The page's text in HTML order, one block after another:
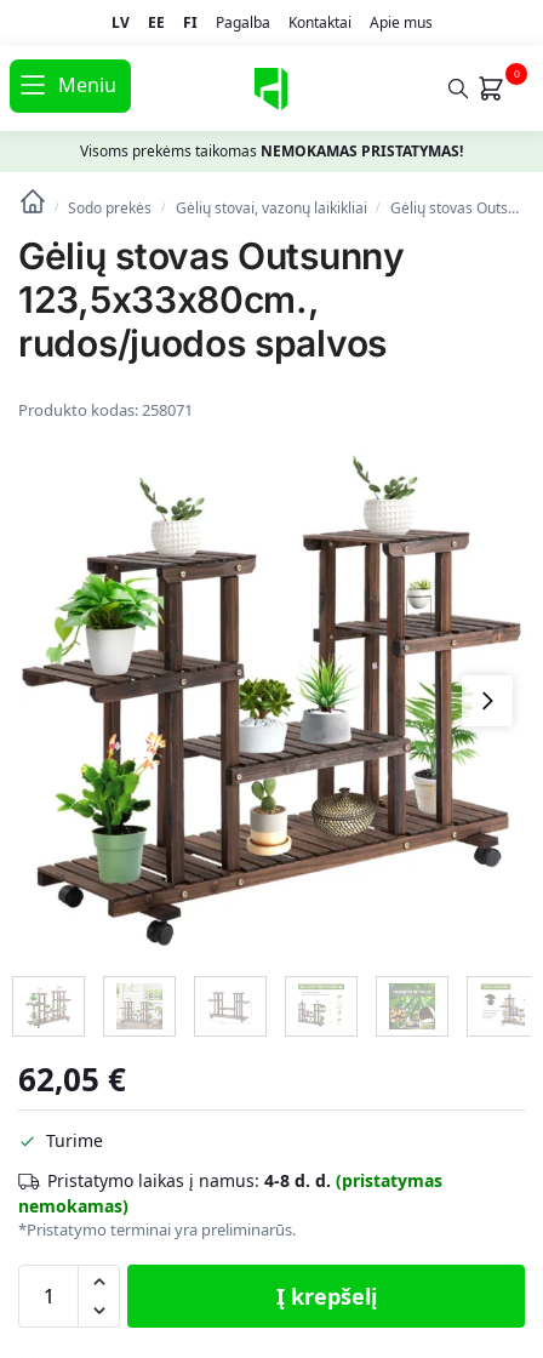
LV EE FI Pagalba Kontaktai Apie mus
Meniu 0
Visoms prekėms taikomas NEMOKAMAS PRISTATYMAS!
/ Sodo prekės / Gėlių stovai, vazonų laikikliai / Gėlių stovas Outsunny 123,5x33x80cm., rudos/juodos spalvos
Gėlių stovas Outsunny
123,5x33x80cm.,
rudos/juodos spalvos
Produkto kodas:258071
62,05 €
Turime
Pristatymo laikas į namus: 4-8 d. d. (pristatymas
nemokamas)
*Pristatymo terminai yra preliminarūs.
Į krepšelį